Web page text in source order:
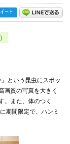
という昆虫にスポッ
画質の写真を大きく
。また、体のつく
期間限定で、ハンミ